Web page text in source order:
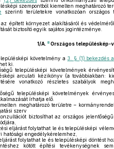
szempontból kiemelten meghatározó
szerinti területekre vonatkozóan országos
épített környezet alakításáról és
biztosító egyik sajátos jogintézménye.
1/A. 8 Országos településkép-
követelmény a 3. § (1) bekezdés
ki.
településképi követelmények
arculati kézikönyv (a továbbiakban:
vonatkozó részletes szabályok
településképi követelmények
írhatja elő.
meghatározó területre –
szerv
biztosíthat az országos
eljárást folytathat le és településképi
hatósági engedélykérelemhez,
folytathat le és településképi döntést
kötött építési tevékenységnek